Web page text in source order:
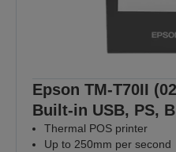
Epson TM-T70II
Built-in USB, PS,
Thermal POS printer
Up to 250mm per second